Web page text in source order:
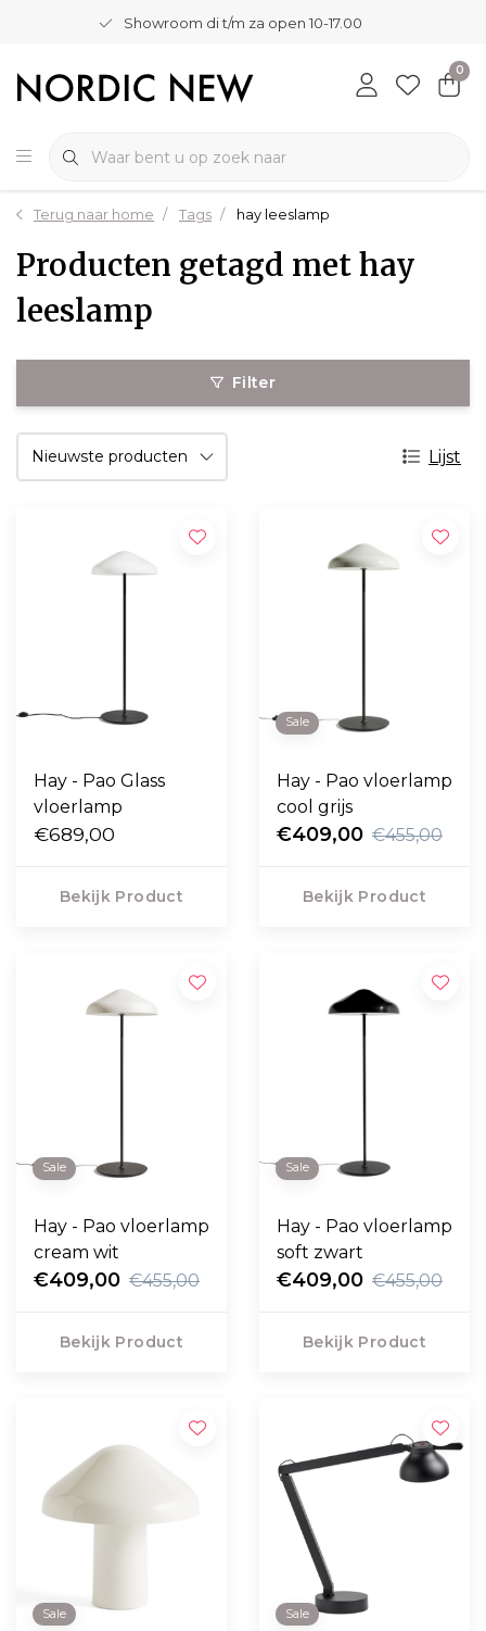
Showroom di t/m za open 10-17.00
0
Terug naar home Tags hay leeslamp
Producten getagd met hay
leeslamp
Filter
Lijst
Hay - Pao Glass
vloerlamp
€689,00
Bekijk Product
Sale
Hay - Pao vloerlamp
cool grijs
€409,00 €455,00
Bekijk Product
Sale
Hay - Pao vloerlamp
cream wit
€409,00 €455,00
Bekijk Product
Sale
Hay - Pao vloerlamp
soft zwart
€409,00 €455,00
Bekijk Product
Sale Sale